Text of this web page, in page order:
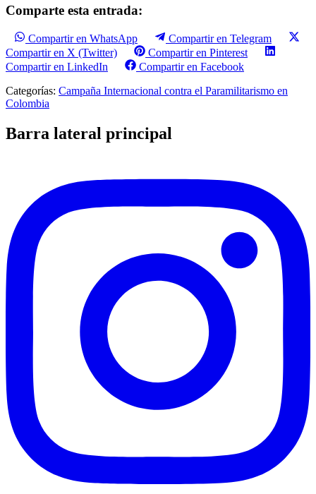
Comparte esta entrada:
Compartir en WhatsApp
Compartir en Telegram
Compartir en X (Twitter)
Compartir en Pinterest
Compartir en LinkedIn
Compartir en Facebook
Categorías: Campaña Internacional contra el Paramilitarismo en
Colombia
Barra lateral principal